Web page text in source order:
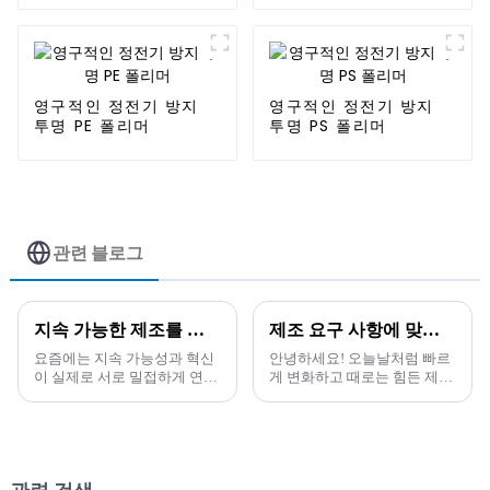
영구적인 정전기 방지
투명 PE 폴리머
영구적인 정전기 방지
투명 PS 폴리머
관련 블로그
지속 가능한 제조를 형성하는 최고의 복합 플라스틱 혁신의 미래
요즘에는 지속 가능성과 혁신
이 실제로 서로 밀접하게 연관
제조 요구 사항에 맞는 최고의 HDT 마스터배치 선택의 비밀 공개
안녕하세요! 오늘날처럼 빠르
게 변화하고 때로는 힘든 제조